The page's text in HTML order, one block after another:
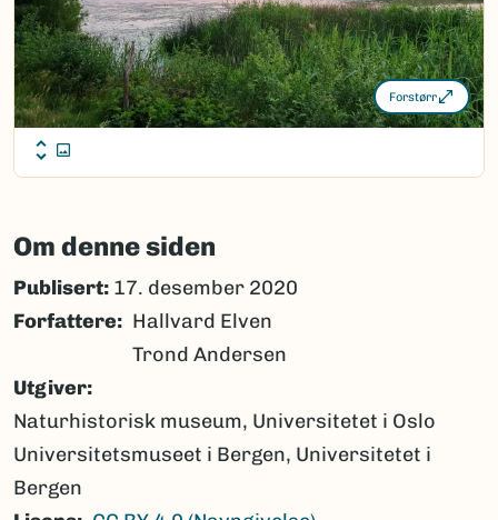
Forstørr
Om denne siden
Publisert: 17. desember 2020
Forfattere
Hallvard Elven
Trond Andersen
Utgiver
Naturhistorisk museum, Universitetet i Oslo
Universitetsmuseet i Bergen, Universitetet i
Bergen